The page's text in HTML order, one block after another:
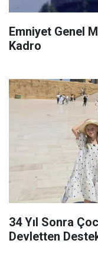
Emniyet Genel
Kadro
34 Yıl Sonra
Devletten